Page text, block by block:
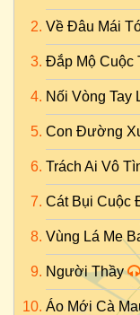
Về Đâu Mái
Đắp Mộ Cuộc
Nối Vòng Tay
Con Đường
Trách Ai Vô
Cát Bụi Cuộc
Vùng Lá Me
Người Thầy
Áo Mới Cà